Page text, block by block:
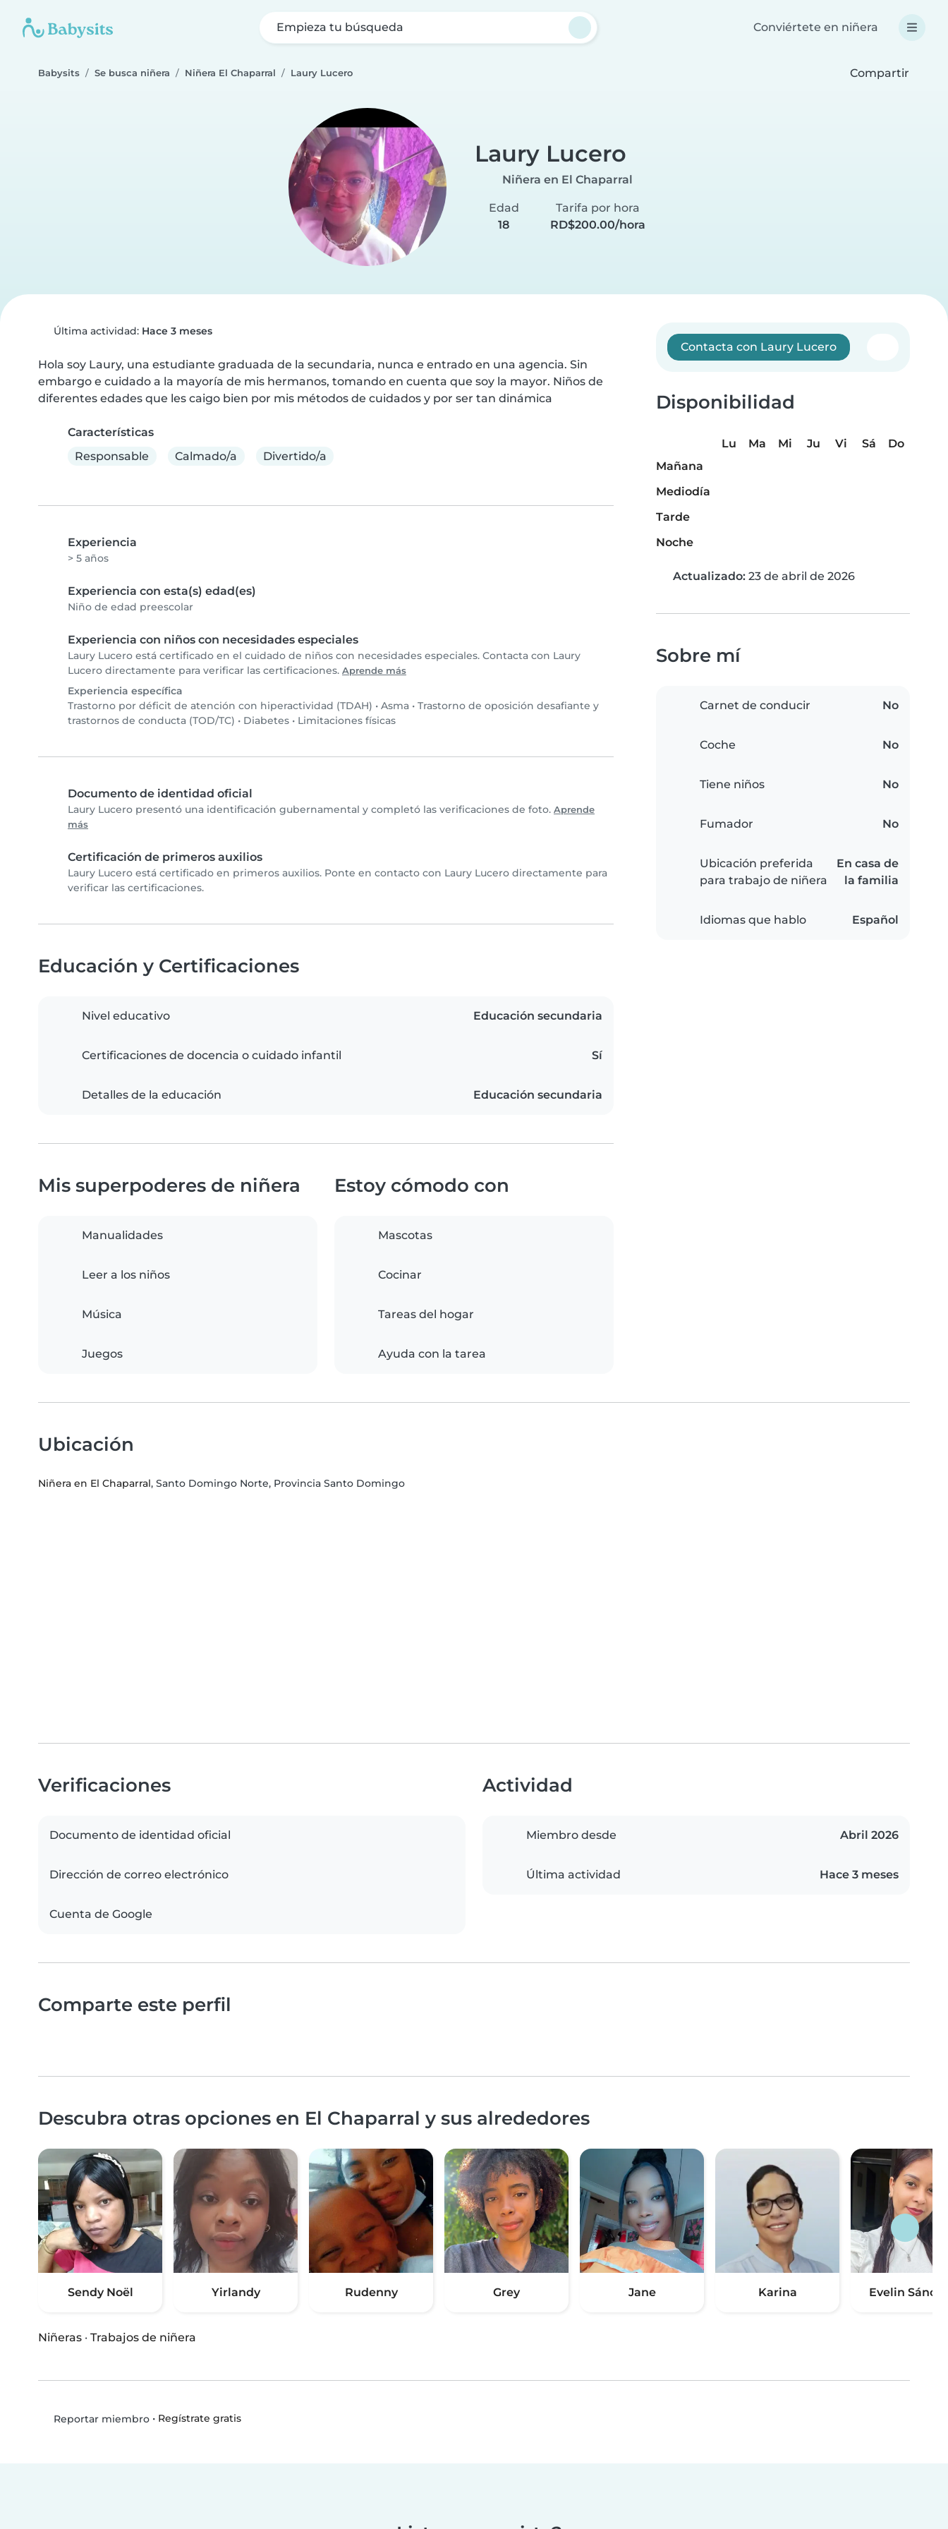
Empieza tu búsqueda Conviértete en niñera
Babysits Se busca niñera Niñera El Chaparral Laury Lucero Compartir
Laury Lucero
Niñera en El Chaparral
Edad
18
Tarifa por hora
RD$200.00/hora
Última actividad: Hace 3 meses
Hola soy Laury, una estudiante graduada de la secundaria, nunca e entrado en una agencia. Sin
embargo e cuidado a la mayoría de mis hermanos, tomando en cuenta que soy la mayor. Niños de
diferentes edades que les caigo bien por mis métodos de cuidados y por ser tan dinámica
Características
Responsable
Calmado/a Divertido/a
Experiencia
> 5 años
Experiencia con esta(s) edad(es)
Niño de edad preescolar
Experiencia con niños con necesidades especiales
Laury Lucero está certificado en el cuidado de niños con necesidades especiales. Contacta con Laury
Lucero directamente para verificar las certificaciones. Aprende más
Experiencia específica
Trastorno por déficit de atención con hiperactividad (TDAH) • Asma • Trastorno de oposición desafiante y
trastornos de conducta (TOD/TC) • Diabetes • Limitaciones físicas
Documento de identidad oficial
Laury Lucero presentó una identificación gubernamental y completó las verificaciones de foto. Aprende
más
Certificación de primeros auxilios
Laury Lucero está certificado en primeros auxilios. Ponte en contacto con Laury Lucero directamente para
verificar las certificaciones.
Contacta con Laury Lucero
Disponibilidad
Lu Ma Mi Ju Vi Sá
Do
Mañana
Mediodía
Tarde
Noche
Actualizado: 23 de abril de 2026
Sobre mí
Carnet de conducir No
Coche No
Tiene niños No
Fumador No
Ubicación preferida
para trabajo de niñera
En casa de
la familia
Idiomas que hablo Español
Educación y Certificaciones
Nivel educativo Educación secundaria
Certificaciones de docencia o cuidado infantil Sí
Detalles de la educación Educación secundaria
Mis superpoderes de niñera
Manualidades
Leer a los niños
Música
Juegos
Estoy cómodo con
Mascotas
Cocinar
Tareas del hogar
Ayuda con la tarea
Ubicación
Niñera en El Chaparral, Santo Domingo Norte, Provincia Santo Domingo
Verificaciones
Documento de identidad oficial
Dirección de correo electrónico
Cuenta de Google
Actividad
Miembro desde Abril 2026
Última actividad Hace 3 meses
Comparte este perfil
Descubra otras opciones en El Chaparral y sus alrededores
Sendy Noël Yirlandy Rudenny Grey Jane Karina Evelin
Niñeras · Trabajos de niñera
Reportar miembro• Regístrate gratis